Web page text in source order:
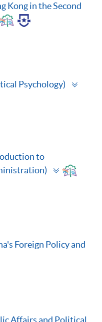
Kong in the Second
Toggle
panel
Psychology)
to
Toggle
panel
Foreign Policy and
Affairs and Political